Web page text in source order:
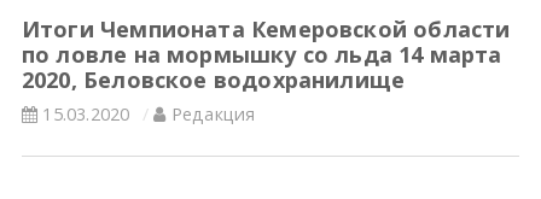
Итоги Чемпионата Кемеровской области
по ловле на мормышку со льда 14 марта
2020, Беловское водохранилище
15.03.2020 Редакция